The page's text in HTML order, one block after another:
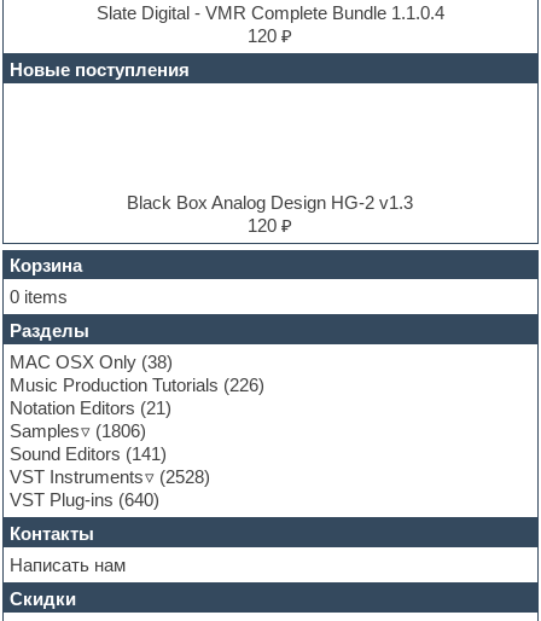
E-MU Samples
Electric guitar
Electric piano
EXS24 Instruments
FL Studio
Flute
Folk samples
Fruityloops
Funk
Garritan
General MIDI kits
Guitar emulation
Guitar loops
Guitar processing and effects
Hands-up samples
Hardstyle
Heavy metal sample packs
Hip-hop
House music
Hypersonic
Jazz
Slate Digital - VMR Complete Bundle 1.1.0.4
120 ₽
Новые поступления
Black Box Analog Design HG-2 v1.3
120 ₽
Корзина
0 items
Разделы
MAC OSX Only (38)
Music Production Tutorials (226)
Notation Editors (21)
Samples
(1806)
Sound Editors (141)
VST Instruments
(2528)
VST Plug-ins (640)
Контакты
Написать нам
Скидки